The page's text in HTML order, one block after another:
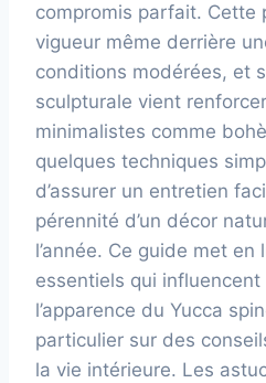
compromis parfait. Cette
vigueur même derrière
conditions modérées, et
sculpturale vient
minimalistes comme
quelques techniques
d’assurer un entretien
pérennité d’un décor
l’année. Ce guide met
essentiels qui
l’apparence du Yucca
particulier sur des
la vie intérieure. Les